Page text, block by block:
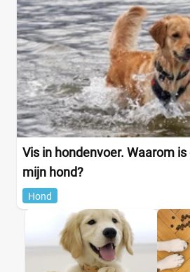
Vis in hondenvoer. Waarom
mijn hond?
Hond